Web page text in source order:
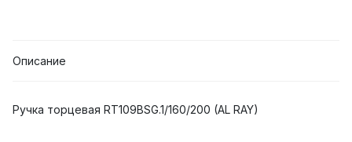
Описание
Ручка торцевая RT109BSG.1/160/200 (AL RAY)